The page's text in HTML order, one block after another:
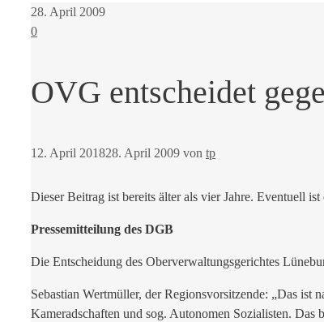
28. April 2009
0
OVG entscheidet
12. April 201828. April 2009 von tp
Dieser Beitrag ist bereits älter als vier Jahre. Eventuell
Pressemitteilung des DGB
Die Entscheidung des Oberverwaltungsgerichtes
Sebastian Wertmüller, der Regionsvorsitzende: „Das
Kameradschaften und sog. Autonomen Sozialisten. Das